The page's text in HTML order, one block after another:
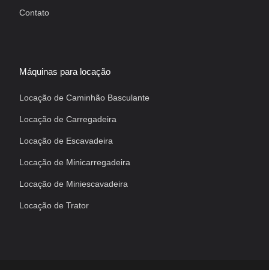
Contato
Máquinas para locação
Locação de Caminhão Basculante
Locação de Carregadeira
Locação de Escavadeira
Locação de Minicarregadeira
Locação de Miniescavadeira
Locação de Trator